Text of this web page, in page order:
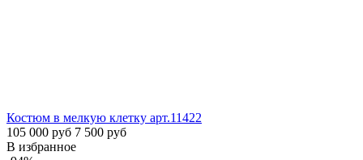
Костюм в мелкую клетку арт.11422
105 000 руб 7 500 руб
В избранное